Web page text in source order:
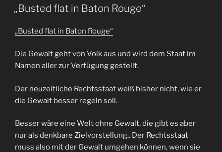
AM
„Busted flat in Baton Rouge“
„Busted flat in Baton Rouge“
Die Gewalt geht von Volk aus und wird dem Staat im
Namen aller zur Verfügung gestellt.
Der neuzeitliche Rechtsstaat weiß bisher nicht, wie er
die Gewalt besser regeln soll.
Besser wäre eine Welt ohne Gewalt, die gibt es aber
nur als denkbare Zielvorstellung.. Der Rechtsstaat
muss also mit der Gewalt umgehen können, wenn sie